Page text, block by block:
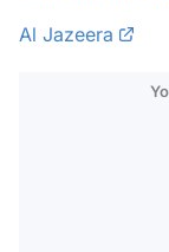
Al Jazeera